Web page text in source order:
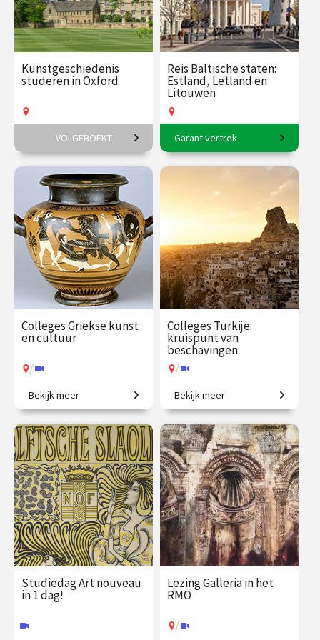
Kunstgeschiedenis
studeren in Oxford
6-daagse reis o.l.v. Frederike
Upmeijer.
€ 1785.00
vanaf 18
aug.
Op locatie
VOLGEBOEKT
Reis Baltische staten:
Estland, Letland en
Litouwen
11-daagse reis o.l.v. Frederik
Erens.
€ 3145.00
vanaf 17
aug.
Garant vertrek
Colleges Griekse kunst
en cultuur
/
Ontdek de wereld van de
oude Grieken.
€ 217.00
vanaf 21
sep.
/ Op locatie of online
Bekijk meer
Colleges Turkije:
kruispunt van
beschavingen
/
De prehistorie van Anatolië
tot de moderne republiek.
€ 217.00
vanaf 3
nov.
/ Op locatie of online
Bekijk meer
Studiedag Art nouveau
in 1 dag!
Lezing Galleria in het
RMO
/